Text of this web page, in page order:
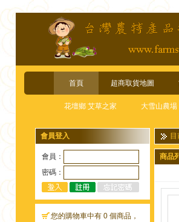
首頁 超商取貨地圖
花壇鄉 艾草之家 大雪山農場
會員登入
會員：
密碼：
您的購物車中有 0 個商品，
商品